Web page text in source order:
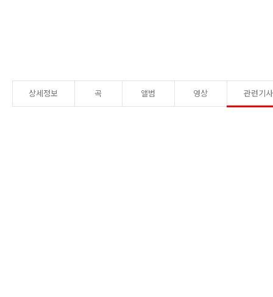
상세정보 곡 앨범 영상 관련기사